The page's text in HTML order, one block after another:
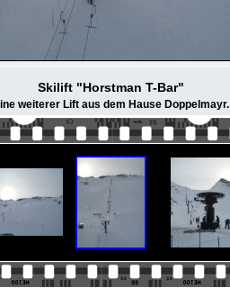
Skilift "Horstman T-Bar"
weiterer Lift aus dem Hause Doppelmayr.